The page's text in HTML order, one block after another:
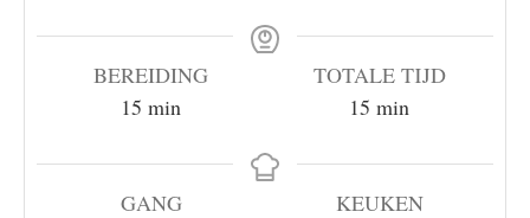
BEREIDING
15 minuten
min
TOTALE TIJD
15 minuten
min
GANG
KEUKEN